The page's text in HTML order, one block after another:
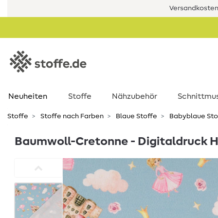
Neuheiten Stoffe Nähzubehör
Stoffe Stoffe nach Farben Blaue Stoffe Babyblaue
Baumwoll-Cretonne - Digitaldruck